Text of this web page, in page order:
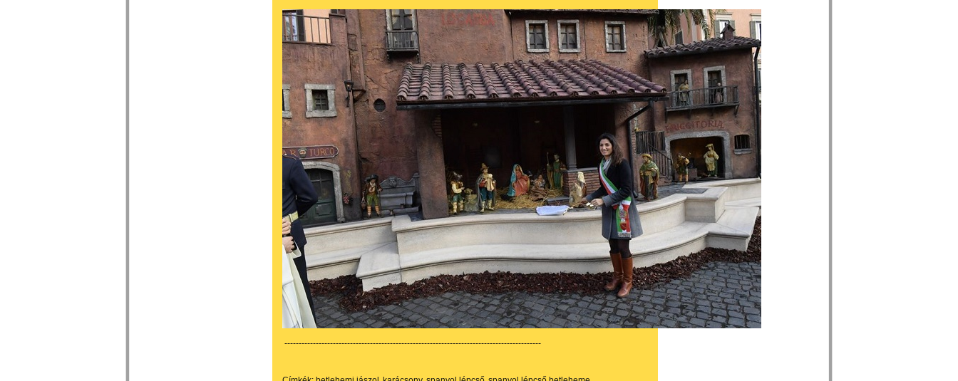
------------------------------------------------------------------------------------------